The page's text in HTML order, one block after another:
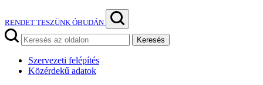
RENDET TESZÜNK ÓBUDÁN
Keresés
Szervezeti felépítés
Közérdekű adatok